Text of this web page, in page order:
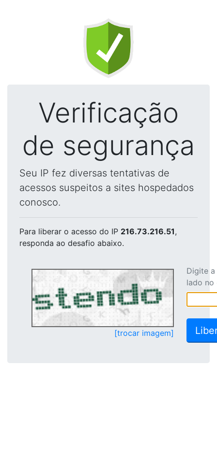
Verificação
de segurança
Seu IP fez diversas tentativas de
acessos suspeitos a sites hospedados
conosco.
Para liberar o acesso do IP 216.73.216.51,
responda ao desafio abaixo.
[trocar imagem]
Digite
lado no